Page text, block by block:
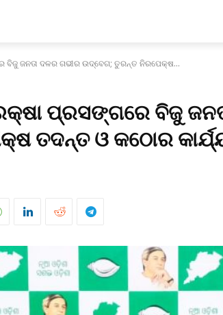
ବିଜୁ ଜନତା ଦଳର ଗଭୀର ଉଦ୍ବେଗ; ତୁରନ୍ତ ନିରପେକ୍ଷ...
ପ୍ରସଙ୍ଗରେ ବିଜୁ
ତଦନ୍ତ ଓ କଠୋର